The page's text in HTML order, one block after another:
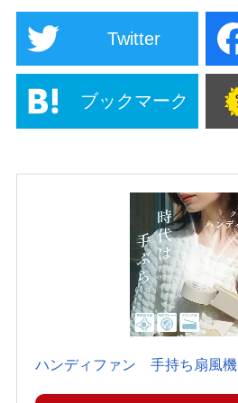
Twitter
ブックマーク
ハンディファン 手持ち扇風機